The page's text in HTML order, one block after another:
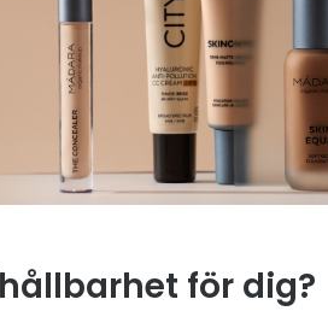
för dig?